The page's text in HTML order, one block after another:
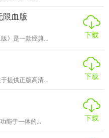
限血版
》是一款经典...
下载
提供正版高清...
下载
能于一体的...
下载